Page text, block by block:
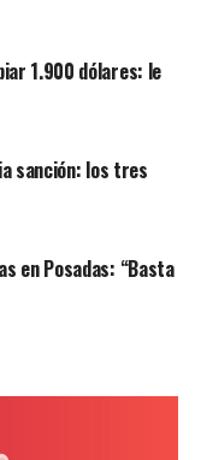
1.900 dólares: le
sanción: los tres
en Posadas: “Basta